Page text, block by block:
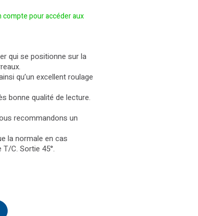
pour accéder aux
qui se positionne sur la
qu’un excellent roulage
bonne qualité de lecture.
recommandons un
la normale en cas
C. Sortie 45°.